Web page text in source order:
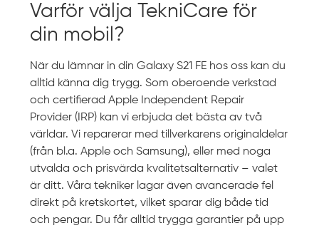
Varför välja TekniCare för
din mobil?
När du lämnar in din Galaxy S21 FE hos oss kan du
alltid känna dig trygg. Som oberoende verkstad
och certifierad Apple Independent Repair
Provider (IRP) kan vi erbjuda det bästa av två
världar. Vi reparerar med tillverkarens originaldelar
(från bl.a. Apple och Samsung), eller med noga
utvalda och prisvärda kvalitetsalternativ – valet
är ditt. Våra tekniker lagar även avancerade fel
direkt på kretskortet, vilket sparar dig både tid
och pengar. Du får alltid trygga garantier på upp